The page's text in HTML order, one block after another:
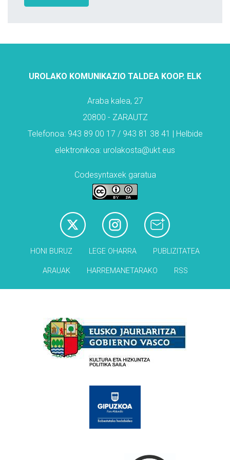
UROLAKO KOMUNIKAZIO TALDEA KOOP. ELK
Araba kalea, 27
20800 - ZARAUTZ
Telefonoa: 943 89 00 17 / 943 81 38 41 | Helbide
elektronikoa: urolakosta@ukt.eus
Codesyntaxek garatua
HONI BURUZ LEGE OHARRA PUBLIZITATEA
ARAUAK HARREMANETARAKO RSS